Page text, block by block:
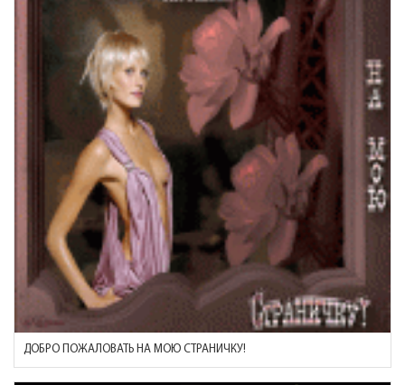
ДОБРО ПОЖАЛОВАТЬ НА МОЮ СТРАНИЧКУ!